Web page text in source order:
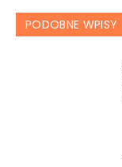
PODOBNE WPISY